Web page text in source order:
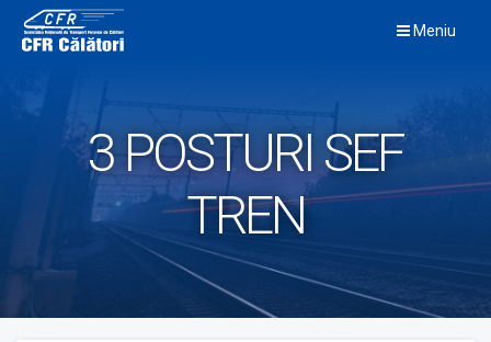
content
Meniu
3 POSTURI SEF
TREN